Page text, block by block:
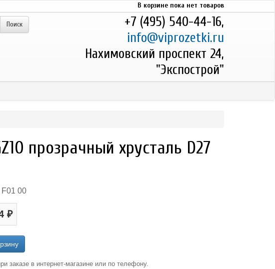
В корзине пока нет товаров
+7 (495) 540-44-16,
info@viprozetki.ru
Нахимовский проспект 24,
"Экспострой"
прозрачный хрусталь D27
F01 00
₽
заказе в интернет-магазине или по телефону.